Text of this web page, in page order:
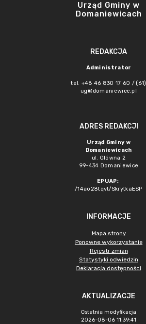
Urząd Gminy w
Domaniewicach
REDAKCJA
Administrator
tel. +48 46 830 17 60 / (61)
ug@domaniewice.pl
ADRES REDAKCJI
Urząd Gminy w
Domaniewicach
ul. Główna 2
99-434 Domaniewice
EPUAP:
/14ao28tqvt/SkrytkaESP
INFORMACJE
Mapa strony
Ponowne wykorzystanie
Rejestr zmian
Statystyki odwiedzin
Deklaracja dostępności
AKTUALIZACJE
Ostatnia modyfikacja
2026-08-06 11:39:41